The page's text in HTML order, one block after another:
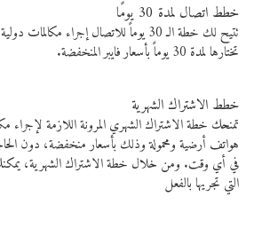
خطط اتصال لمدة 30 يومًا
تتيح لك خطة الـ 30 يوماً للاتصال إجراء
تختارها لمدة 30 يوماً بأسعار فايبر المنخفضة.
خطط الاشتراك الشهرية
تمنحك خطة الاشتراك الشهري المرونة اللازمة لإجراء
هواتف أرضية ومحمولة وذلك بأسعار منخفضة، دون
في أي وقت. ومن خلال خطة الاشتراك الشهرية، يمكنك
التي تجريها بالفعل